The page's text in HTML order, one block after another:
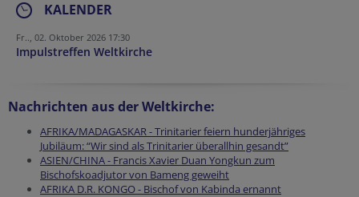
KALENDER
Fr.., 02. Oktober 2026 17:30
Impulstreffen Weltkirche
Nachrichten aus der Weltkirche:
AFRIKA/MADAGASKAR - Trinitarier feiern hunderjähriges
Jubiläum: “Wir sind als Trinitarier überallhin gesandt”
ASIEN/CHINA - Francis Xavier Duan Yongkun zum
Bischofskoadjutor von Bameng geweiht
AFRIKA D.R. KONGO - Bischof von Kabinda ernannt